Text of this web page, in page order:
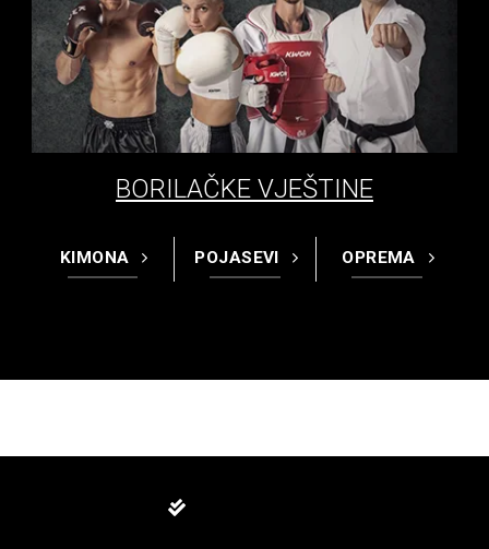
BORILAČKE VJEŠTINE
KIMONA POJASEVI OPREMA